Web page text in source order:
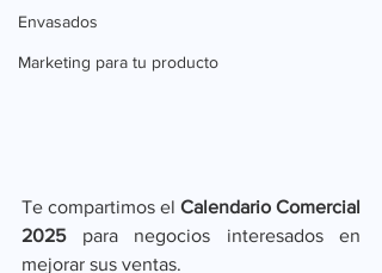
Envasados
Marketing para tu producto
Te compartimos el Calendario Comercial
2025 para negocios interesados en
mejorar sus ventas.